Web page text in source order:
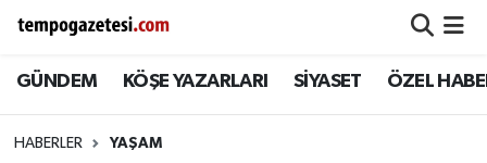
GÜNDEM KÖŞE YAZARLARI SİYASET ÖZEL
HABERLER YAŞAM
Alaplı
Çaycuma
Zonguldak Nöbetçi Eczaneler
Zonguldak Hava Durumu